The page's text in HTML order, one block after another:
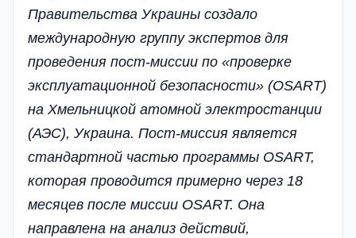
Правительства Украины создало
международную группу экспертов для
проведения пост-миссии по «проверке
эксплуатационной безопасности» (OSART)
на Хмельницкой атомной электростанции
(АЭС), Украина. Пост-миссия является
стандартной частью программы OSART,
которая проводится примерно через 18
месяцев после миссии OSART. Она
направлена на анализ действий,